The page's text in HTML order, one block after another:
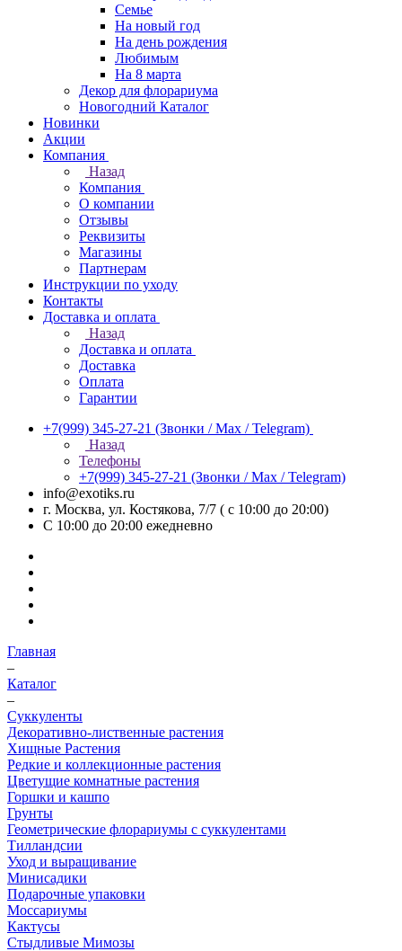
Семье
На новый год
На день рождения
Любимым
На 8 марта
Декор для флорариума
Новогодний Каталог
Новинки
Акции
Компания
Назад
Компания
О компании
Отзывы
Реквизиты
Магазины
Партнерам
Инструкции по уходу
Контакты
Доставка и оплата
Назад
Доставка и оплата
Доставка
Оплата
Гарантии
+7(999) 345-27-21 (Звонки / Max / Telegram)
Назад
Телефоны
+7(999) 345-27-21 (Звонки / Max / Telegram)
info@exotiks.ru
г. Москва, ул. Костякова, 7/7 ( с 10:00 до 20:00)
С 10:00 до 20:00 ежедневно
Главная
–
Каталог
–
Суккуленты
Декоративно-лиственные растения
Хищные Растения
Редкие и коллекционные растения
Цветущие комнатные растения
Горшки и кашпо
Грунты
Геометрические флорариумы с суккулентами
Тилландсии
Уход и выращивание
Минисадики
Подарочные упаковки
Моссариумы
Кактусы
Стыдливые Мимозы